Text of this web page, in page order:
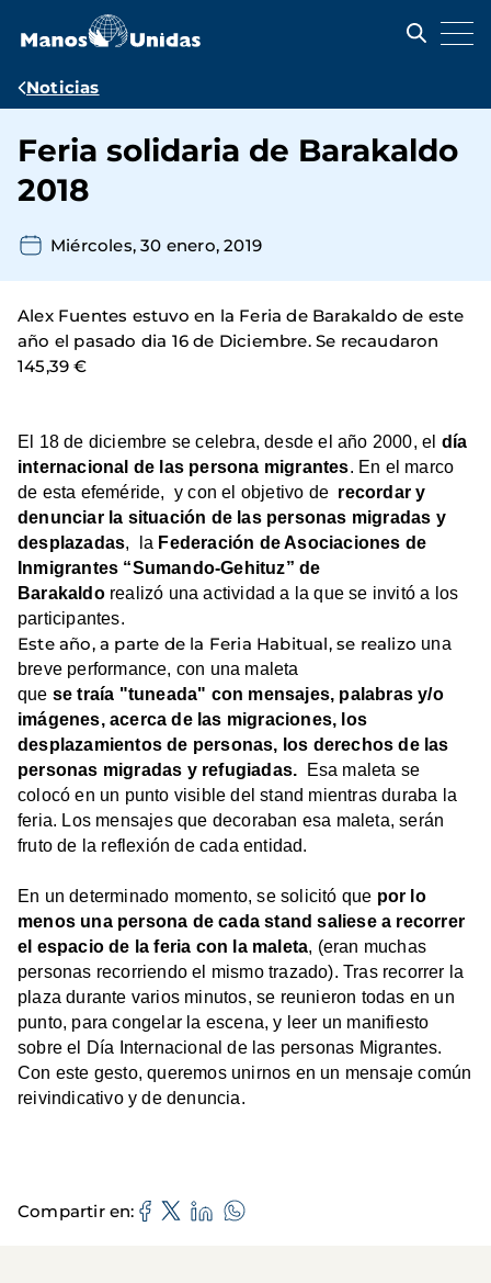
contenido
Ruta
navegación
Noticias
Feria solidaria de Barakaldo
2018
Miércoles, 30 enero, 2019
Alex Fuentes estuvo en la Feria de Barakaldo de este
año el pasado dia 16 de Diciembre. Se recaudaron
145,39 €
El 18 de diciembre se celebra, desde el año 2000, el día
internacional de las persona migrantes. En el marco
de esta efeméride, y con el objetivo de recordar y
denunciar la situación de las personas migradas y
desplazadas, la Federación de Asociaciones de
Inmigrantes “Sumando-Gehituz” de
Barakaldorealizó una actividad a la que se invitó a los
participantes.
Este año, a parte de la Feria Habitual, se realizo una
breve performance, con una maleta
que se traía "tuneada" con mensajes, palabras y/o
imágenes, acerca de las migraciones, los
desplazamientos de personas, los derechos de las
personas migradas y refugiadas. Esa maleta se
colocó en un punto visible del stand mientras duraba la
feria. Los mensajes que decoraban esa maleta, serán
fruto de la reflexión de cada entidad.
En un determinado momento, se solicitó que por lo
menos una persona de cada stand saliese a recorrer
el espacio de la feria con la maleta, (eran muchas
personas recorriendo el mismo trazado). Tras recorrer la
plaza durante varios minutos, se reunieron todas en un
punto, para congelar la escena, y leer un manifiesto
sobre el Día Internacional de las personas Migrantes.
Con este gesto, queremos unirnos en un mensaje común
reivindicativo y de denuncia.
Compartir en